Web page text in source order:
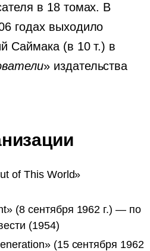
в 18 томах. В
годах выходило
Саймака (в 10 т.) в
» издательства
of This World»
(8 сентября 1962 г.) — по
(1954)
(15 сентября 1962